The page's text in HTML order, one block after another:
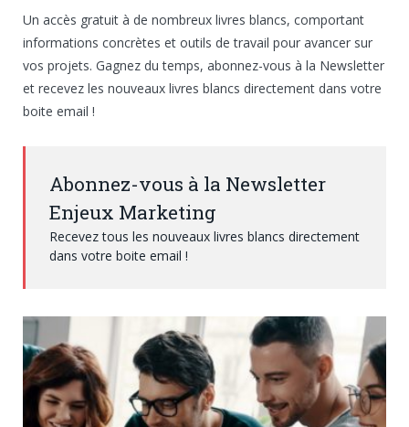
Un accès gratuit à de nombreux livres blancs, comportant
informations concrètes et outils de travail pour avancer sur
vos projets. Gagnez du temps, abonnez-vous à la Newsletter
et recevez les nouveaux livres blancs directement dans votre
boite email !
Abonnez-vous à la Newsletter
Enjeux Marketing
Recevez tous les nouveaux livres blancs directement
dans votre boite email !